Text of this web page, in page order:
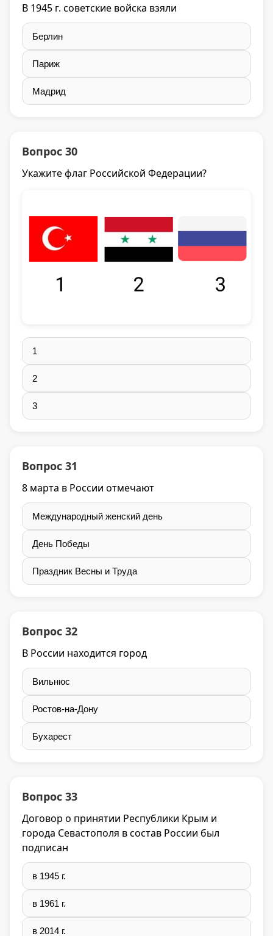
В 1945 г. советские войска взяли
Берлин
Париж
Мадрид
Вопрос 30
Укажите флаг Российской Федерации?
1
2
3
Вопрос 31
8 марта в России отмечают
Международный женский день
День Победы
Праздник Весны и Труда
Вопрос 32
В России находится город
Вильнюс
Ростов-на-Дону
Бухарест
Вопрос 33
Договор о принятии Республики Крым и
города Севастополя в состав России был
подписан
в 1945 г.
в 1961 г.
в 2014 г.